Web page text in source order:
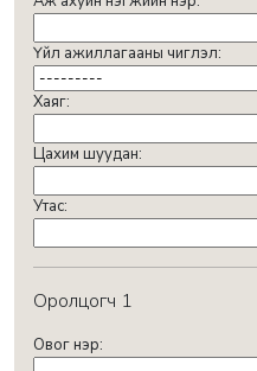
Үйл ажиллагааны чиглэл:
Хаяг:
Цахим шуудан:
Утас:
Оролцогч 1
Овог нэр: